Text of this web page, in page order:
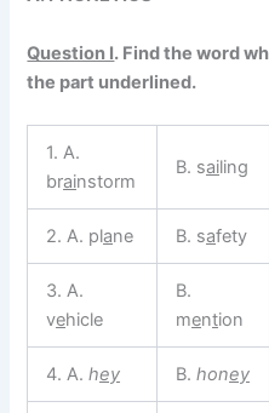
Question I. Find the word
the part underlined.
1. A.
brainstorm
B. sailing
2. A. plane B. safety
3. A.
vehicle
B.
mention
4. A.hey B.honey